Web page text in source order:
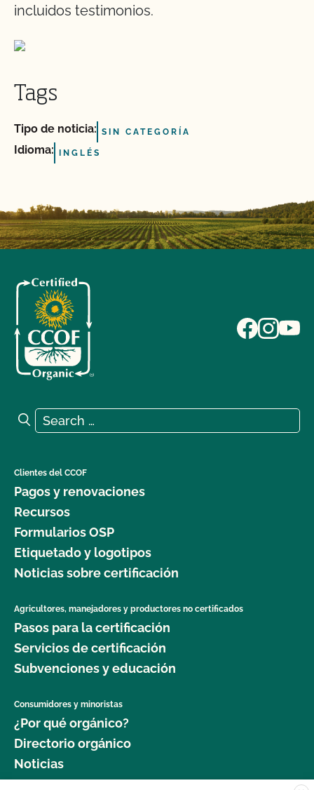
incluidos testimonios.
Tags
Tipo de noticia: SIN CATEGORÍA
Idioma: INGLÉS
Search for:
Search
Clientes del CCOF
Pagos y renovaciones
Recursos
Formularios OSP
Etiquetado y logotipos
Noticias sobre certificación
Agricultores, manejadores y productores no certificados
Pasos para la certificación
Servicios de certificación
Subvenciones y educación
Consumidores y minoristas
¿Por qué orgánico?
Directorio orgánico
Noticias